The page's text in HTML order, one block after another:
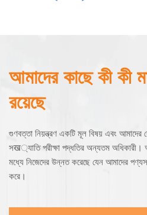
আমাদের কাছে কী কী
রয়েছে
গুণবত্তা নিয়ন্ত্রণ একটি মূল বিষয় এবং আমাদের
সख্যাতি পরীক্ষা পদ্ধতির অন্যতম অধিকারী।
মধ্যে নিজেদের উন্নত করেছে যেন আমাদের
করে।